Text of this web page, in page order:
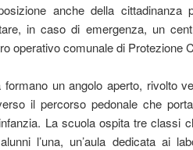
anche della cittadinanza
in caso di emergenza, un
operativo comunale di Protezione
un angolo aperto, rivolto
il percorso pedonale che
La scuola ospita tre classi
l’una, un’aula dedicata ai